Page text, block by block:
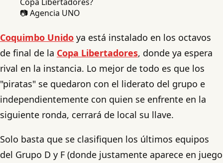
📷 Agencia UNO
Coquimbo Unido ya está instalado en los octavos
de final de la Copa Libertadores, donde ya espera
rival en la instancia. Lo mejor de todo es que los
"piratas" se quedaron con el liderato del grupo e
independientemente con quien se enfrente en la
siguiente ronda, cerrará de local su llave.
Solo basta que se clasifiquen los últimos equipos
del Grupo D y F (donde justamente aparece en juego